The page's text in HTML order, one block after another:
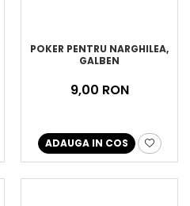
POKER PENTRU NARGHILEA,
GALBEN
9,00 RON
ADAUGA IN COS